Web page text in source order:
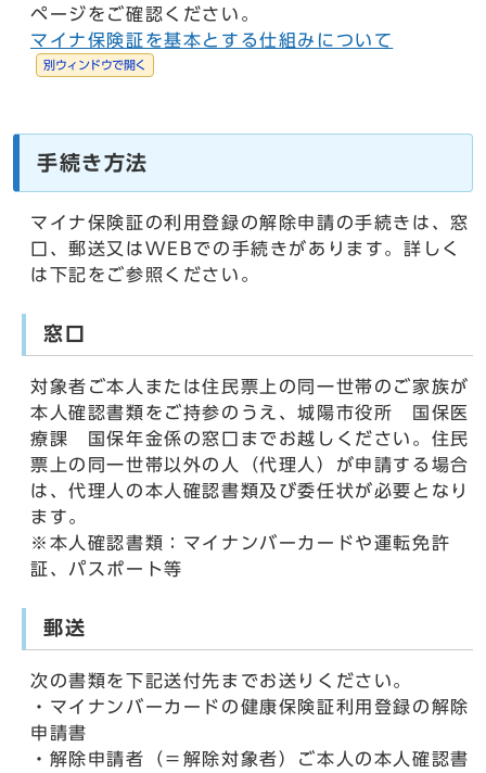
ページをご確認ください。
マイナ保険証を基本とする仕組みについて
別ウィンドウで開く
手続き方法
マイナ保険証の利用登録の解除申請の手続きは、窓
口、郵送又はWEBでの手続きがあります。詳しく
は下記をご参照ください。
窓口
対象者ご本人または住民票上の同一世帯のご家族が
本人確認書類をご持参のうえ、城陽市役所 国保医
療課 国保年金係の窓口までお越しください。住民
票上の同一世帯以外の人（代理人）が申請する場合
は、代理人の本人確認書類及び委任状が必要となり
ます。
※本人確認書類：マイナンバーカードや運転免許
証、パスポート等
郵送
次の書類を下記送付先までお送りください。
・マイナンバーカードの健康保険証利用登録の解除
申請書
・解除申請者（＝解除対象者）ご本人の本人確認書